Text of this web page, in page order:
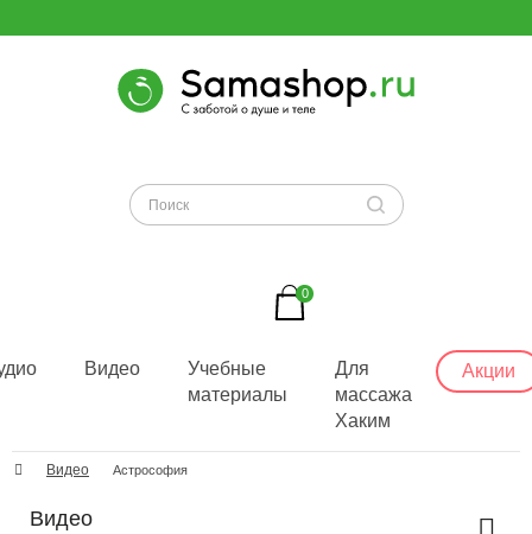
0
Видео
Учебные
материалы
Для
массажа
Хаким
Акции
Видео Астрософия
Видео